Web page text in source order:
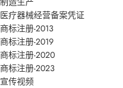
医疗器械经营备案凭证
商标注册-2013
商标注册-2019
商标注册-2020
商标注册-2023
宣传视频